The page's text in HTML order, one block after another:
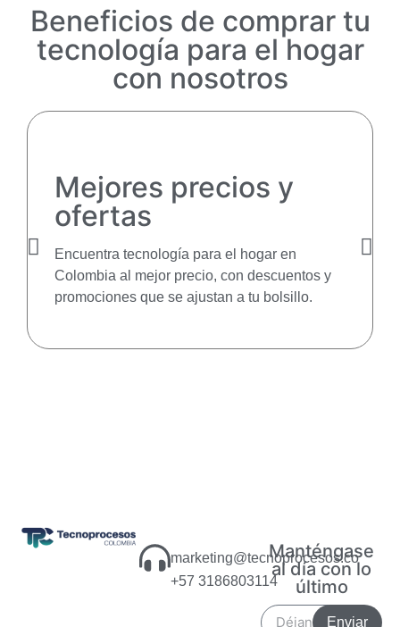
Beneficios de comprar tu
tecnología para el hogar
con nosotros
Mejores precios y
ofertas
Encuentra tecnología para el hogar en
Colombia al mejor precio, con descuentos y
promociones que se ajustan a tu bolsillo.
marketing@tecnoprocesos.co
+57 3186803114
Manténgase
al día con lo
último
Enviar